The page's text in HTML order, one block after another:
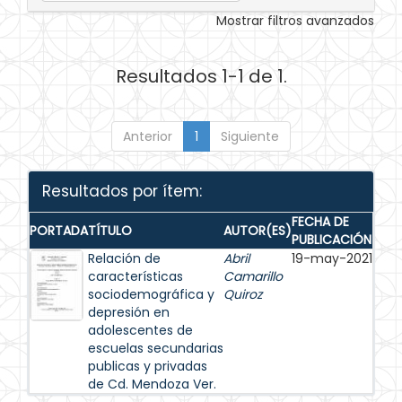
Mostrar filtros avanzados
Resultados 1-1 de 1.
Anterior 1 Siguiente
Resultados por ítem:
PORTADATÍTULO AUTOR(ES)FECHA DE
PUBLICACIÓN
Relación de
características
sociodemográfica y
depresión en
adolescentes de
escuelas secundarias
publicas y privadas
de Cd. Mendoza Ver.
Abril
Camarillo
Quiroz
19-may-2021